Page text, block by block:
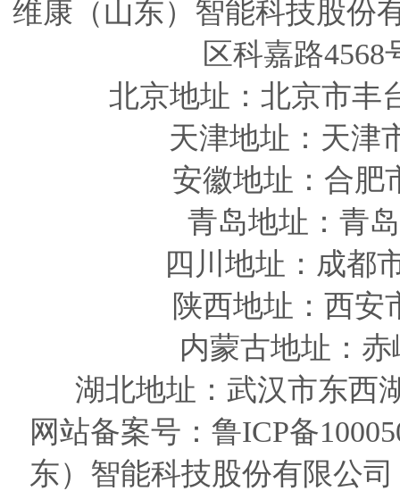
维康（山东）智能科技股
区科嘉路
北京地址：北京市丰
天津地址 ：天津
安徽地址 ：合
青岛地址 ：青
四川 地址 ：成都
陕西地址 ：西
内蒙古地址：
湖北地址：武汉市东西
网站备案号： 鲁ICP备
东）智能科技股份有限公司